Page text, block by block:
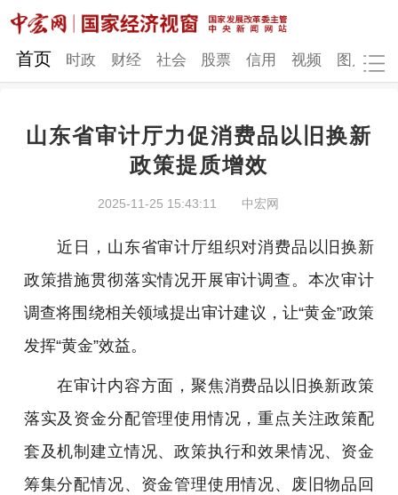
网站地图
财经 社会
图片
地方发展
首页 时政 财经 社会 股票 信用 视频 图片
山东省审计厅力促消费品以旧换新
政策提质增效
2025-11-25 15:43:11 中宏网
近日，山东省审计厅组织对消费品以旧换新
政策措施贯彻落实情况开展审计调查。本次审计
调查将围绕相关领域提出审计建议，让“黄金”政策
发挥“黄金”效益。
在审计内容方面，聚焦消费品以旧换新政策
落实及资金分配管理使用情况，重点关注政策配
套及机制建立情况、政策执行和效果情况、资金
筹集分配情况、资金管理使用情况、废旧物品回